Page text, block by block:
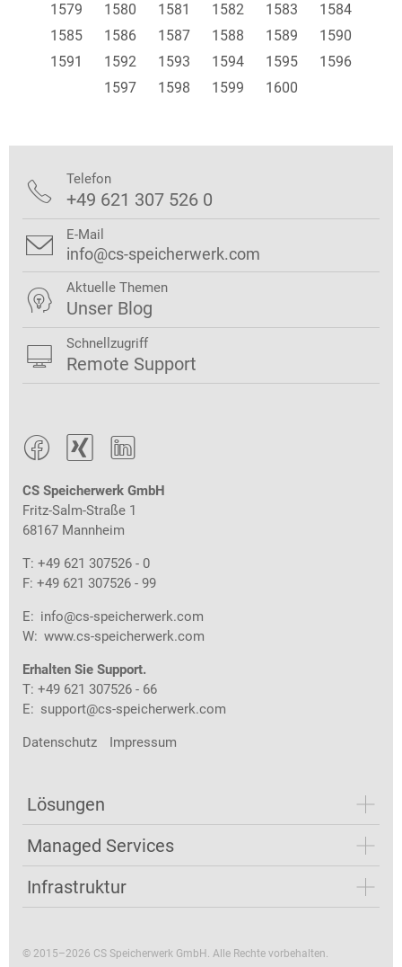
1579
1580 1581 1582 1583
1584
1585
1586 1587 1588 1589
1590
1591
1592 1593 1594 1595
1596
1597
1598 1599 1600
  
CS Speicherwerk GmbH
Fritz-Salm-Straße 1
68167 Mannheim
T: +49 621 307526 - 0
F: +49 621 307526 - 99
E: info@cs-speicherwerk.com
W: www.cs-speicherwerk.com
Erhalten Sie Support.
T: +49 621 307526 - 66
E: support@cs-speicherwerk.com
Datenschutz Impressum
Lösungen
Managed Services
Infrastruktur
 Telefon
+49 621 307 526 0
 E-Mail
info@cs-speicherwerk.com
 Aktuelle Themen
Unser Blog
 Schnellzugriff
Remote Support
© 2015–2026 CS Speicherwerk GmbH. Alle Rechte vorbehalten.